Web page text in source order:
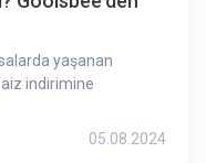
yaşanan
indirimine
05.08.2024